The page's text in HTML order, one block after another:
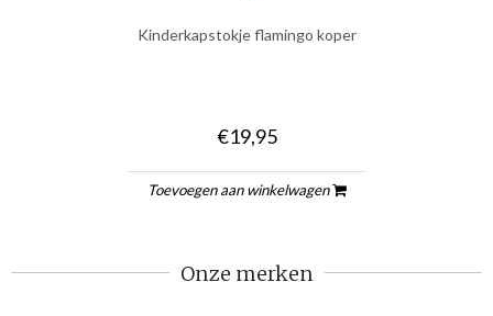
Kinderkapstokje flamingo koper
€19,95
Toevoegen aan winkelwagen
Onze merken